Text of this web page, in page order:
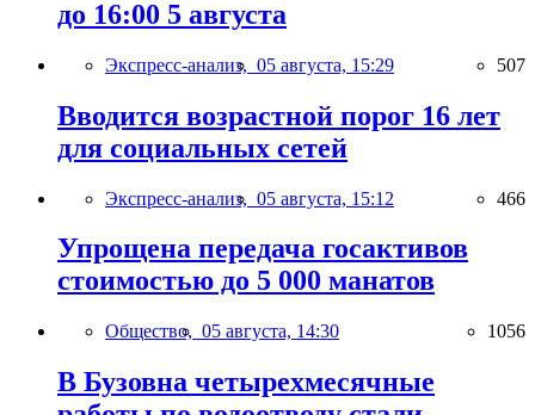
до 16:00 5 августа
Экспресс-анализ, 05 августа, 15:29 507
Вводится возрастной порог 16 лет
для социальных сетей
Экспресс-анализ, 05 августа, 15:12 466
Упрощена передача госактивов
стоимостью до 5 000 манатов
Общество, 05 августа, 14:30 1056
В Бузовна четырехмесячные